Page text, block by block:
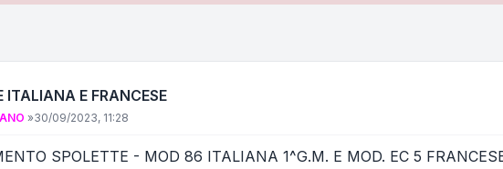
ITALIANA E FRANCESE
»30/09/2023, 11:28
SPOLETTE - MOD 86 ITALIANA 1^G.M. E MOD. EC 5